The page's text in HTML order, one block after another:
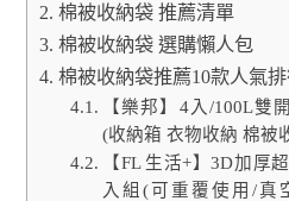
棉被收納袋 推薦清單
棉被收納袋 選購懶人包
棉被收納袋推薦10款人氣
【樂邦】4入/100L雙
(收納箱 衣物收納 棉被
【FL 生活+】3D加厚
入組(可重覆使用/真